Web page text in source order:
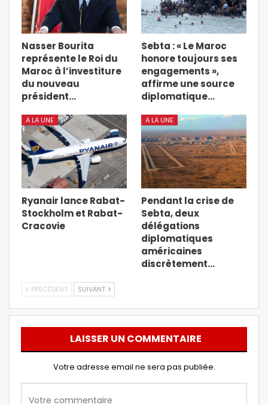
Nasser Bourita
représente le Roi du
Maroc à l’investiture
du nouveau
président…
Sebta : « Le Maroc
honore toujours ses
engagements »,
affirme une source
diplomatique…
A LA UNE
Ryanair lance Rabat-
Stockholm et Rabat-
Cracovie
A LA UNE
Pendant la crise de
Sebta, deux
délégations
diplomatiques
américaines
discrètement…
PRÉCÉDENT SUIVANT
LAISSER UN COMMENTAIRE
Votre adresse email ne sera pas publiée.